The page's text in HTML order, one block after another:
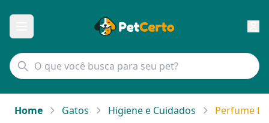
Home Gatos Higiene e Cuidados Perfume